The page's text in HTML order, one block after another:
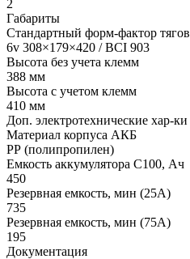
2
Габариты
Стандартный форм-фактор
6v 308×179×420 / BCI 903
Высота без учета клемм
388 мм
Высота с учетом клемм
410 мм
Доп. электротехнические хар-ки
Материал корпуса АКБ
РР (полипропилен)
Емкость аккумулятора С100, Ач
450
Резервная емкость, мин (25А)
735
Резервная емкость, мин (75А)
195
Документация